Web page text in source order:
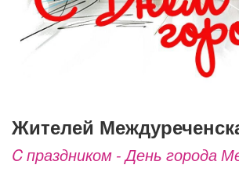
Товары Поздравления
жителей
C праздником - День города